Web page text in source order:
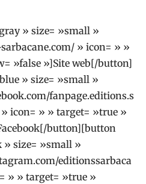
» size= »small »
» icon= » »
»false »]Site web[/button]
» size= »small »
fanpage.editions.s
» icon= » » target= »true »
button][button
» size= »small »
editionssarbaca
» » target= »true »